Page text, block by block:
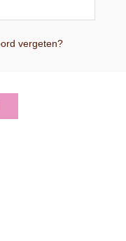
vergeten?